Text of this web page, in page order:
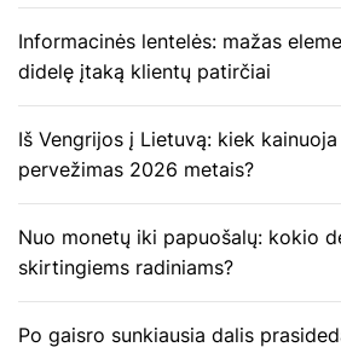
r
p
į
r
a
š
Informacinės lentelės: mažas
didelę įtaką klientų patirčiai
Iš Vengrijos į Lietuvą: kiek
pervežimas 2026 metais?
Nuo monetų iki papuošalų: kokio
skirtingiems radiniams?
Po gaisro sunkiausia dalis